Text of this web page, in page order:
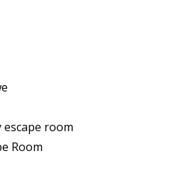
escape room
Room